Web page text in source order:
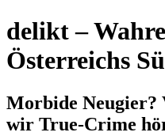
delikt –
Österreichs
Morbide Neugier?
wir True-Crime